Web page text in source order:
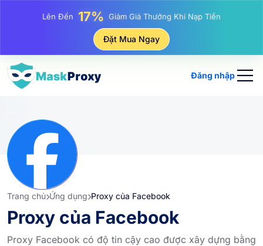
Lên Đến 25% Giảm Giá Khi Mua Hàng IP Tĩnh
Giảm Giá Khi Mua Hàng IP Luân Phiên
Đặt Mua Ngay
Đăng nhập
Trang chủ Ứng dụng Proxy của Facebook
Proxy của Facebook
Proxy Facebook có độ tin cậy cao được xây dựng bằng